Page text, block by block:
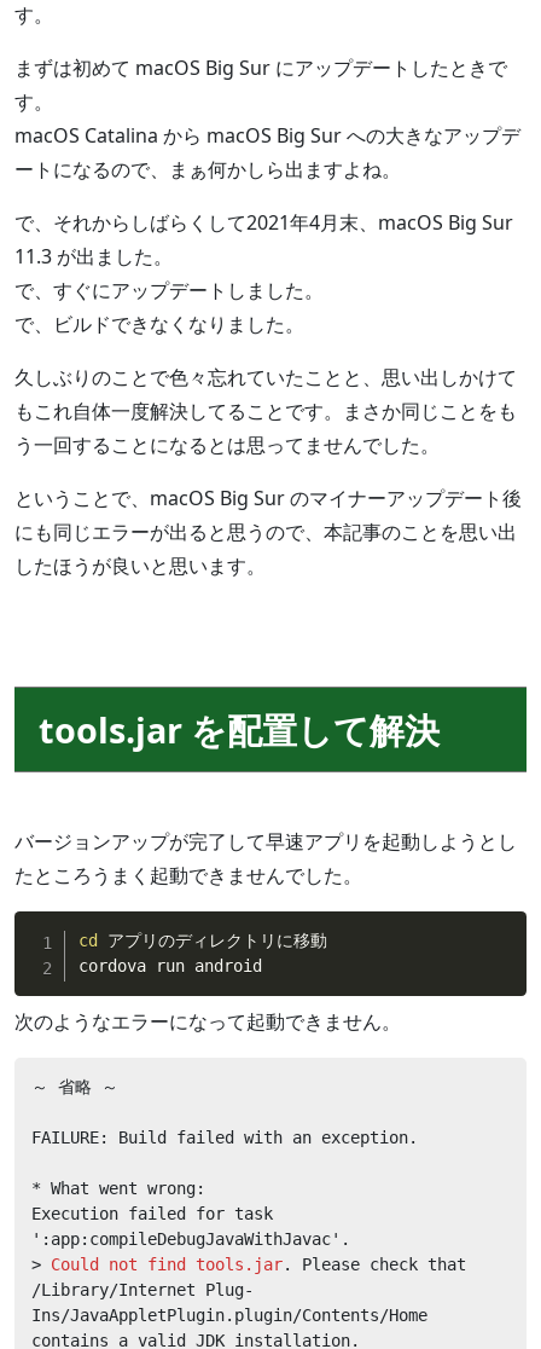
す。
まずは初めて macOS Big Sur にアップデートしたときで
す。
macOS Catalina から macOS Big Sur への大きなアップデ
ートになるので、まぁ何かしら出ますよね。
で、それからしばらくして2021年4月末、macOS Big Sur
11.3 が出ました。
で、すぐにアップデートしました。
で、ビルドできなくなりました。
久しぶりのことで色々忘れていたことと、思い出しかけて
もこれ自体一度解決してることです。まさか同じことをも
う一回することになるとは思ってませんでした。
ということで、macOS Big Sur のマイナーアップデート後
にも同じエラーが出ると思うので、本記事のことを思い出
したほうが良いと思います。
tools.jar を配置して解決
バージョンアップが完了して早速アプリを起動しようとし
たところうまく起動できませんでした。
cd
アプリのディレクトリに移動
cordova run android
次のようなエラーになって起動できません。
～ 省略 ～
FAILURE: Build failed with an exception.
* What went wrong:
Execution failed for task
':app:compileDebugJavaWithJavac'.
> Could not find tools.jar. Please check that
/Library/Internet Plug-
Ins/JavaAppletPlugin.plugin/Contents/Home
contains a valid JDK installation.